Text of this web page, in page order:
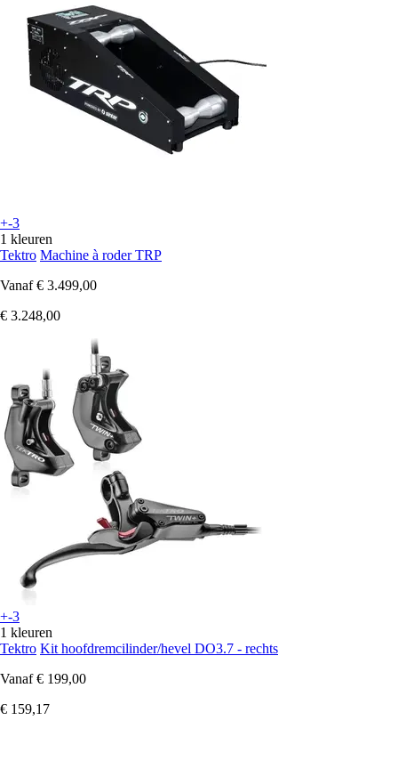
+-3
1 kleuren
Tektro Machine à roder TRP
Vanaf € 3.499,00
€ 3.248,00
+-3
1 kleuren
Tektro Kit hoofdremcilinder/hevel DO3.7 - rechts
Vanaf € 199,00
€ 159,17